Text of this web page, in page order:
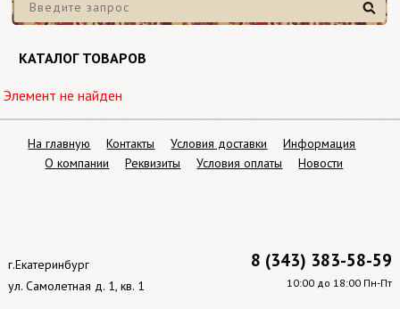
Найти
КАТАЛОГ ТОВАРОВ
Элемент не найден
8 (343) 383-58-59
10:00 до 18:00 Пн-Пт
г.Екатеринбург
ул. Самолетная д. 1, кв. 1
На главную Контакты Условия доставки
Информация
О компании
Реквизиты Условия оплаты Новости